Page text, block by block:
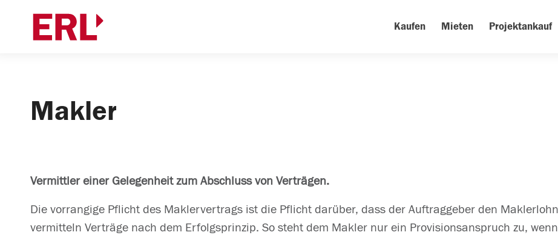
Kaufen Mieten Projektankauf
Makler
Vermittler einer Gelegenheit zum Abschluss von Verträgen.
Die vorrangige Pflicht des Maklervertrags ist die Pflicht darüber, dass der Auftraggeber den
vermitteln Verträge nach dem Erfolgsprinzip. So steht dem Makler nur ein Provisionsanspruch zu,